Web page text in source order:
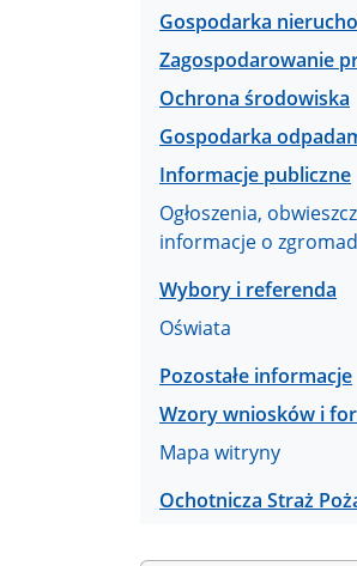
Gospodarka
Zagospodarowanie
Ochrona środowiska
Gospodarka
Informacje publiczne
Ogłoszenia,
informacje o
Wybory i referenda
Oświata
Pozostałe informacje
Wzory wniosków i
Mapa witryny
Ochotnicza Straż